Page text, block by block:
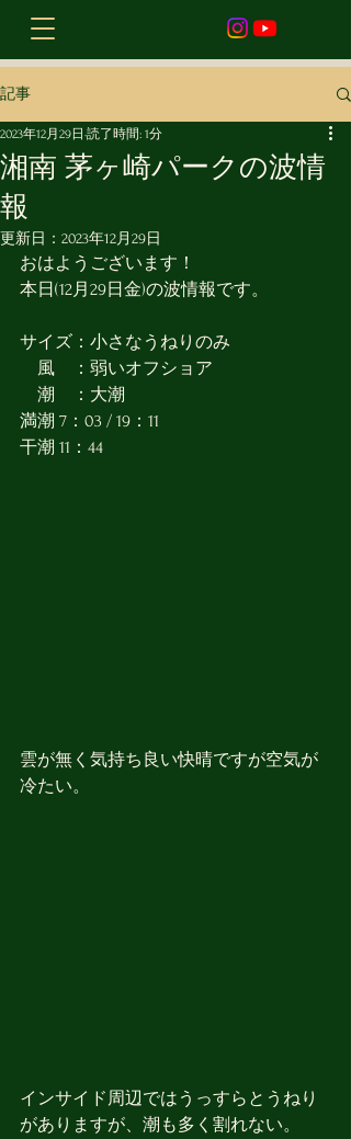
記事
湘南 茅ヶ崎パークの波情
報
2023年12月29日 読了時間: 1分
更新日： 2023年12月29日
おはようございます！
本日(12月29日金)の波情報です。
サイズ：小さなうねりのみ
風　：弱いオフショア
潮　：大潮
満潮 7：03 / 19：11
干潮 11：44
雲が無く気持ち良い快晴ですが空気が
冷たい。
インサイド周辺ではうっすらとうねり
がありますが、潮も多く割れない。